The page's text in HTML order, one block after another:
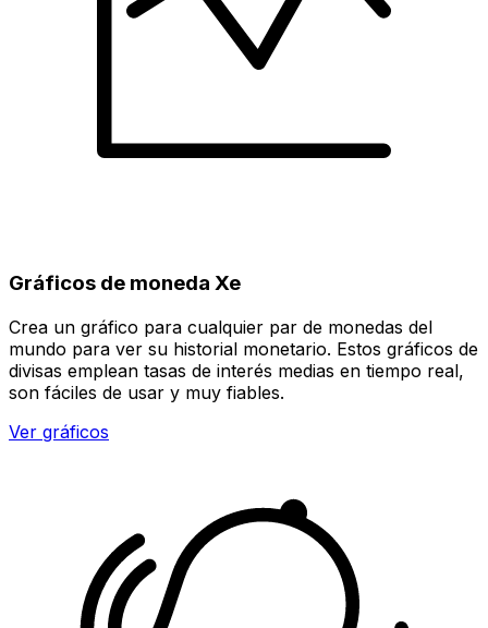
Gráficos de moneda Xe
Crea un gráfico para cualquier par de monedas del
mundo para ver su historial monetario. Estos gráficos de
divisas emplean tasas de interés medias en tiempo real,
son fáciles de usar y muy fiables.
Ver gráficos